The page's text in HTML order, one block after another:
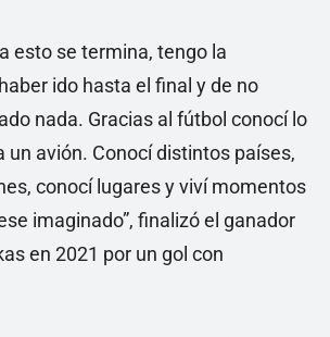
esto se termina, tengo la
ido hasta el final y de no
nada. Gracias al fútbol conocí lo
un avión. Conocí distintos países,
conocí lugares y viví momentos
imaginado”, finalizó el ganador
en 2021 por un gol con